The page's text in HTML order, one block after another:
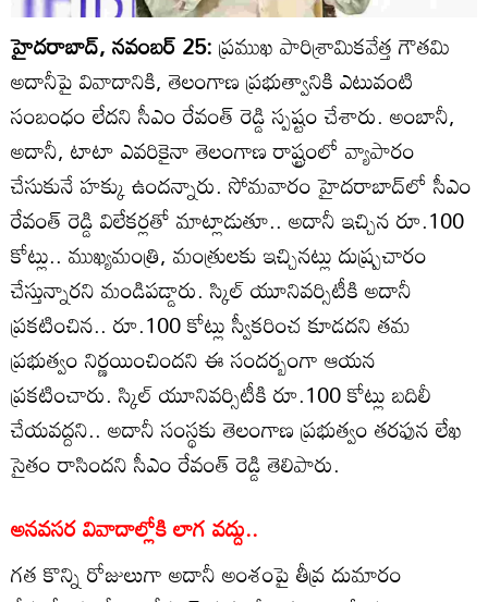
హైదరాబాద్, నవంబర్ 25:ప్రముఖ పారిశ్రామికవేత్త గౌతమి
అదానీపై వివాదానికి, తెలంగాణ ప్రభుత్వానికి ఎటువంటి
సంబంధం లేదని సీఎం రేవంత్ రెడ్డి స్పష్టం చేశారు. అంబానీ,
అదానీ, టాటా ఎవరికైనా తెలంగాణ రాష్ట్రంలో వ్యాపారం
చేసుకునే హక్కు ఉందన్నారు. సోమవారం హైదరాబాద్‌లో సీఎం
రేవంత్ రెడ్డి విలేకర్లతో మాట్లాడుతూ.. అదానీ ఇచ్చిన రూ.100
కోట్లు.. ముఖ్యమంత్రి, మంత్రులకు ఇచ్చినట్లు దుష్ప్రచారం
చేస్తున్నారని మండిపడ్డారు. స్కిల్‌ యూనివర్సిటీకి అదానీ
ప్రకటించిన.. రూ.100 కోట్లు స్వీకరించ కూడదని తమ
ప్రభుత్వం నిర్ణయించిందని ఈ సందర్బంగా ఆయన
ప్రకటించారు. స్కిల్‌ యూనివర్సిటీకి రూ.100 కోట్లు బదిలీ
చేయవద్దని.. అదానీ సంస్థకు తెలంగాణ ప్రభుత్వం తరఫున లేఖ
సైతం రాసిందని సీఎం రేవంత్‌ రెడ్డి తెలిపారు.
అనవసర వివాదాల్లోకి లాగ వద్దు..
గత కొన్ని రోజులుగా అదానీ అంశంపై తీవ్ర దుమారం